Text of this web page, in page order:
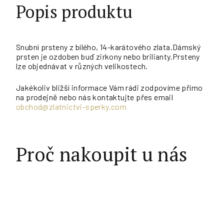
Popis produktu
Snubní prsteny z bílého, 14-karátového zlata.Dámský
prsten je ozdoben buď zirkony nebo brilianty.Prsteny
lze objednávat v různých velikostech.
Jakékoliv bližší informace Vám rádi zodpovíme přímo
na prodejně nebo nás kontaktujte přes email
obchod@zlatnictvi-sperky.com
Proč nakoupit u nás